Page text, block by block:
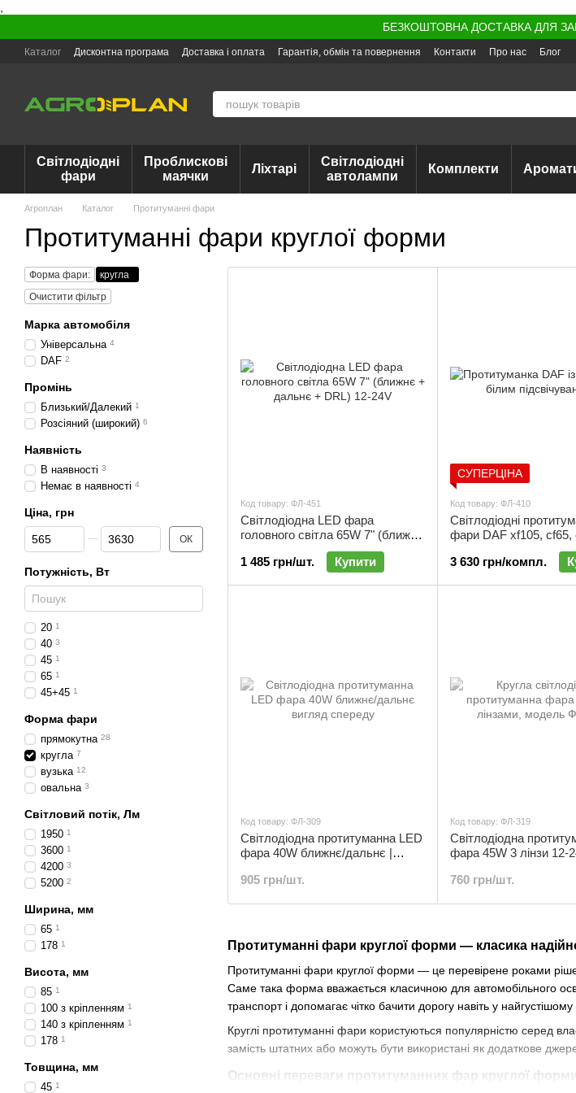
БЕЗКОШТОВНА ДОСТАВКА ДЛЯ
Каталог Дисконтна програма Доставка і оплата Гарантія, обмін та повернення Контакти Про нас Блог
Світлодіодні
фари
Проблискові
маячки
Ліхтарі
Світлодіодні
автолампи
Комплекти
Агроплан Каталог Протитуманні фари
Протитуманні фари круглої форми
Протитуманні фари круглої форми — класика
Протитуманні фари круглої форми — це перевірене роками
Саме така форма вважається класичною для автомобільного
транспорт і допомагає чітко бачити дорогу навіть у
Круглі протитуманні фари користуються популярністю серед
замість штатних або можуть бути використані як додаткове
Основні переваги протитуманних фар круглої форми
Код товару: ФЛ-451
Світлодіодна LED фара
головного світла 65W 7" (ближнє
+ дальнє + DRL) 12-24V |
ФЛ-451
1 485 грн/шт. Купити
СУПЕРЦІНА
Код товару: ФЛ-410
Світлодіодні
фари DAF xf105, cf65,
lf45, lf55 (100мм) 12-
ФЛ-410
3 630 грн/компл.
Код товару: ФЛ-309
Світлодіодна протитуманна LED
фара 40W ближнє/дальнє |
905 грн/шт.
Код товару: ФЛ-319
Світлодіодна
фара 45W 3 лінзи 12-
760 грн/шт.
Форма фари:
кругла
Очистити фільтр
Марка автомобіля
Універсальна 4
DAF 2
Промінь
Близький/Далекий 1
Розсіяний (широкий) 6
Наявність
В наявності 3
Немає в наявності 4
Ціна, грн
Від Ціна, грн
До Ціна, грн ОК
Потужність, Вт
20 1
40 3
45 1
65 1
45+45 1
Форма фари
прямокутна 28
кругла 7
вузька 12
овальна 3
Світловий потік, Лм
1950 1
3600 1
4200 3
5200 2
Ширина, мм
65 1
178 1
Висота, мм
85 1
100 з кріпленням 1
140 з кріпленням 1
178 1
Товщина, мм
45 1